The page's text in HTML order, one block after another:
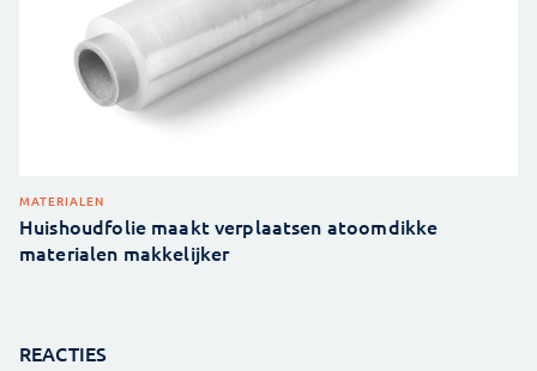
MATERIALEN
Huishoudfolie maakt verplaatsen atoomdikke
materialen makkelijker
REACTIES